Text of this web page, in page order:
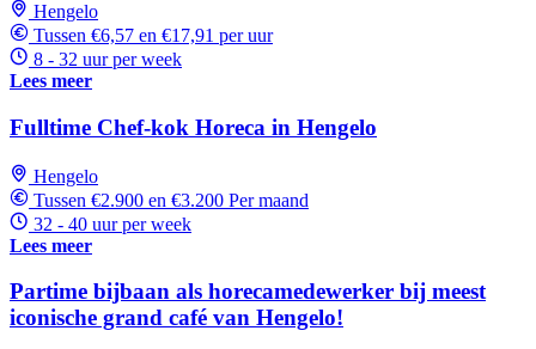
Hengelo
Tussen €6,57 en €17,91 per uur
8 - 32 uur per week
Lees meer
Fulltime Chef-kok Horeca in Hengelo
Hengelo
Tussen €2.900 en €3.200 Per maand
32 - 40 uur per week
Lees meer
Partime bijbaan als horecamedewerker bij meest
iconische grand café van Hengelo!